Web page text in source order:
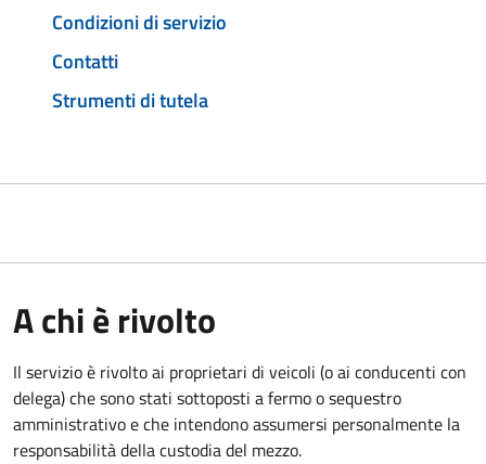
Condizioni di servizio
Contatti
Strumenti di tutela
A chi è rivolto
Il servizio è rivolto ai proprietari di veicoli (o ai conducenti con
delega) che sono stati sottoposti a fermo o sequestro
amministrativo e che intendono assumersi personalmente la
responsabilità della custodia del mezzo.